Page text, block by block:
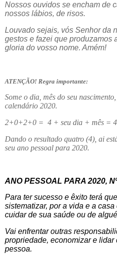
Nossos ouvidos se encham de
nossos lábios, de risos.
Louvado sejais, vós Senhor da
gestos e fazei que produzamos
gloria do vosso nome. Amém!
ATENÇÃO! Regra importante:
Some o dia, mês do seu
calendário 2020.
2+0+2+0 = 4 + seu dia + mês =
Dando o resultado quatro (4), ai
seu ano pessoal para 2020.
ANO PESSOAL PARA 2020,
Para ter sucesso e êxito terá
sistematizar, por a vida e a casa
cuidar de sua saúde ou de
Vai enfrentar outras
propriedade, economizar e lidar
pessoa.